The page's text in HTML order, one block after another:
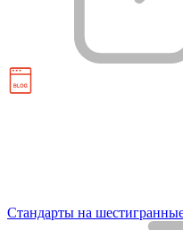
Стандарты на